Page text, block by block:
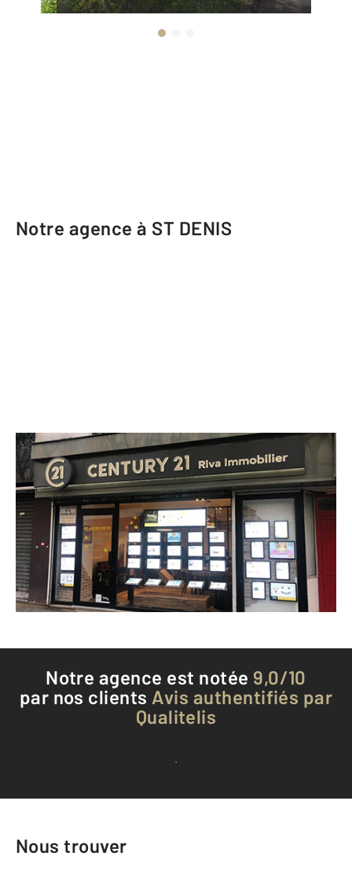
Notre agence à ST DENIS
CENTURY 21 Riva Immobilier
96 rue Gabriel Péri
ST DENIS - 93200
Envoyer un message
Téléphoner à l'agence
Notre agence est notée 9,0/10
par nos clients Avis authentifiés par
Qualitelis
Voir tous les avis clients
Nous trouver